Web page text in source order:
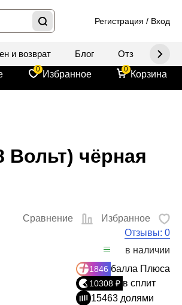
Регистрация / Вход
и возврат Блог Отзывы
0 Избранное 0 Корзина
Вольт) чёрная
Сравнение
Избранное
Отзывы: 0
в наличии
1846 балла Плюса
10308 ₽ в сплит
15463 долями